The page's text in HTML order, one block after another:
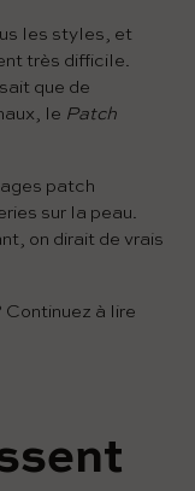
les styles, et
très difficile.
que de
le Patch
​​patch
sur la peau.
on dirait de vrais
Continuez à lire